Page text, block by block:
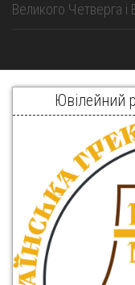
Великого Четверга і
Ювілейний